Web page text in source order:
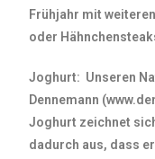
Frühjahr mit
oder
Joghurt: Unseren
Dennemann
Joghurt zeichnet
dadurch aus, dass